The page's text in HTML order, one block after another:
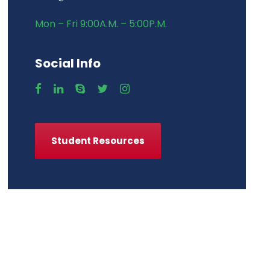
Mon – Fri 9:00A.M. – 5:00P.M.
Social Info
Student Resources